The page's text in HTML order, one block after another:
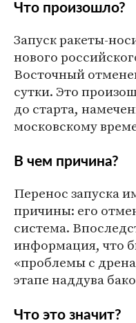
Что произошло?
Запуск ракеты-
нового
Восточный
сутки. Это
до старта,
московскому
В чем причина?
Перенос запуска
причины: его
система.
информация, что
«проблемы с
этапе наддува
Что это значит?